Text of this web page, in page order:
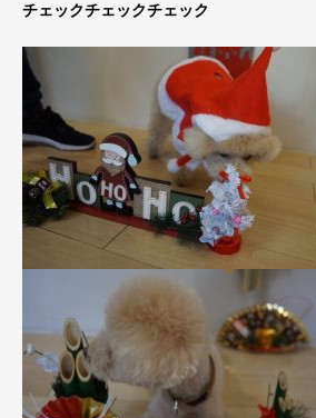
チェックチェックチェック